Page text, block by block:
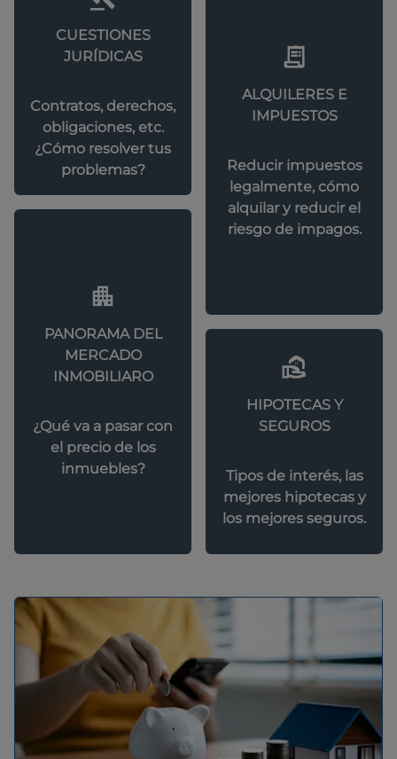
CUESTIONES
JURÍDICAS
Contratos, derechos,
obligaciones, etc.
¿Cómo resolver tus
problemas?
ALQUILERES E
IMPUESTOS
Reducir impuestos
legalmente, cómo
alquilar y reducir el
riesgo de impagos.
PANORAMA DEL
MERCADO
INMOBILIARO
¿Qué va a pasar con
el precio de los
inmuebles?
HIPOTECAS Y
SEGUROS
Tipos de interés, las
mejores hipotecas y
los mejores seguros.